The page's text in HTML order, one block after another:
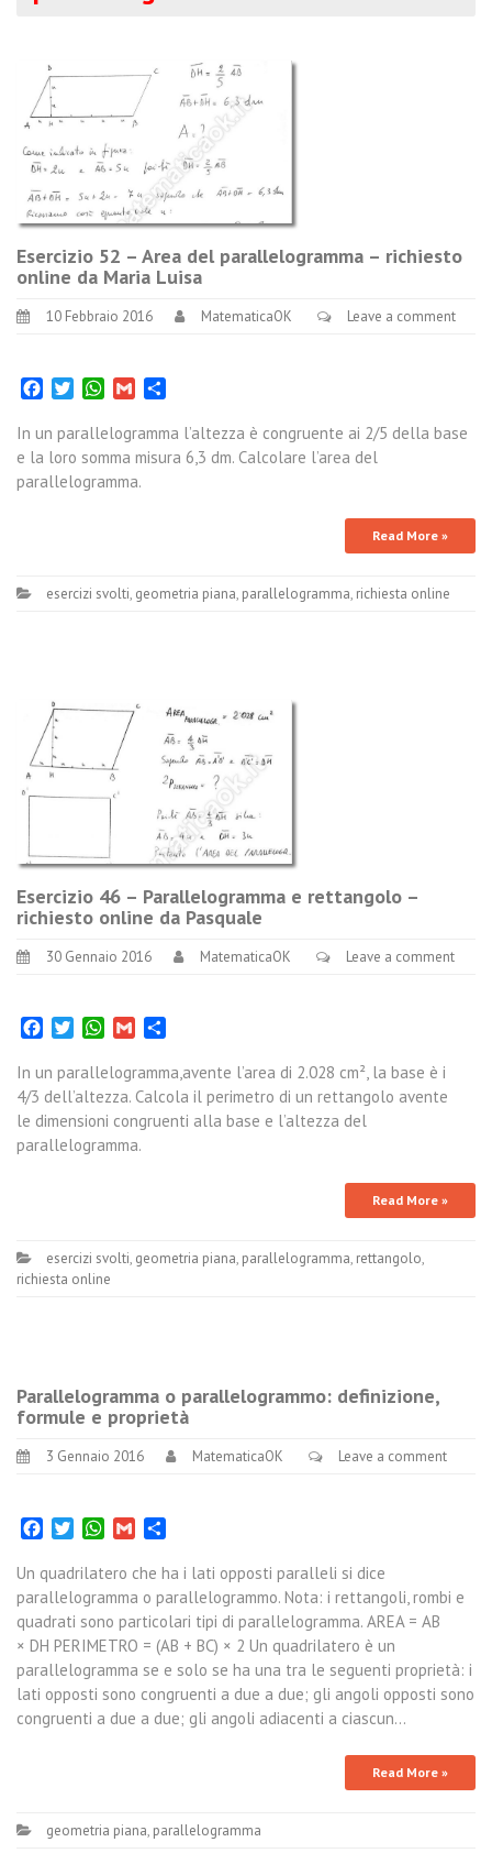
Esercizio 52 – Area del parallelogramma – richiesto
online da Maria Luisa
10 Febbraio 2016 MatematicaOK Leave a comment
FacebookTwitterWhatsApp
Gmail
In un parallelogramma l’altezza è congruente ai 2/5 della base
e la loro somma misura 6,3 dm. Calcolare l’area del
parallelogramma.
Read More »
esercizi svolti, geometria piana, parallelogramma, richiesta online
Esercizio 46 – Parallelogramma e rettangolo –
richiesto online da Pasquale
30 Gennaio 2016 MatematicaOK Leave a comment
FacebookTwitterWhatsApp
Gmail
In un parallelogramma,avente l’area di 2.028 cm², la base è i
4/3 dell’altezza. Calcola il perimetro di un rettangolo avente
le dimensioni congruenti alla base e l’altezza del
parallelogramma.
Read More »
esercizi svolti, geometria piana, parallelogramma, rettangolo,
richiesta online
Parallelogramma o parallelogrammo: definizione,
formule e proprietà
3 Gennaio 2016 MatematicaOK Leave a comment
FacebookTwitterWhatsApp
Gmail
Un quadrilatero che ha i lati opposti paralleli si dice
parallelogramma o parallelogrammo. Nota: i rettangoli, rombi e
quadrati sono particolari tipi di parallelogramma. AREA = AB
× DH PERIMETRO = (AB + BC) × 2 Un quadrilatero è un
parallelogramma se e solo se ha una tra le seguenti proprietà: i
lati opposti sono congruenti a due a due; gli angoli opposti sono
congruenti a due a due; gli angoli adiacenti a ciascun…
Read More »
geometria piana, parallelogramma